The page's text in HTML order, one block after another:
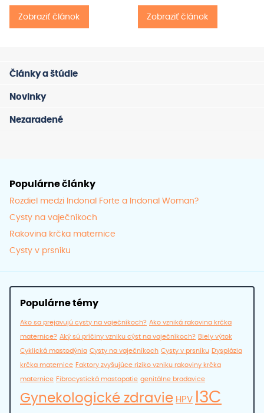
Zobraziť článok Zobraziť článok
Články a štúdie
Novinky
Nezaradené
Populárne články
Rozdiel medzi Indonal Forte a Indonal Woman?
Cysty na vaječníkoch
Rakovina krčka maternice
Cysty v prsníku
Populárne témy
Ako sa prejavujú cysty na vaječníkoch? Ako vzniká rakovina krčka
maternice? Aký sú príčiny vzniku cýst na vaječníkoch? Biely výtok
Cyklická mastodýnia Cysty na vaječníkoch Cysty v prsníku Dysplázia
krčka maternice Faktory zvyšujúce riziko vzniku rakoviny krčka
maternice Fibrocystická mastopatie genitálne bradavice
Gynekologické zdravie HPV I3C